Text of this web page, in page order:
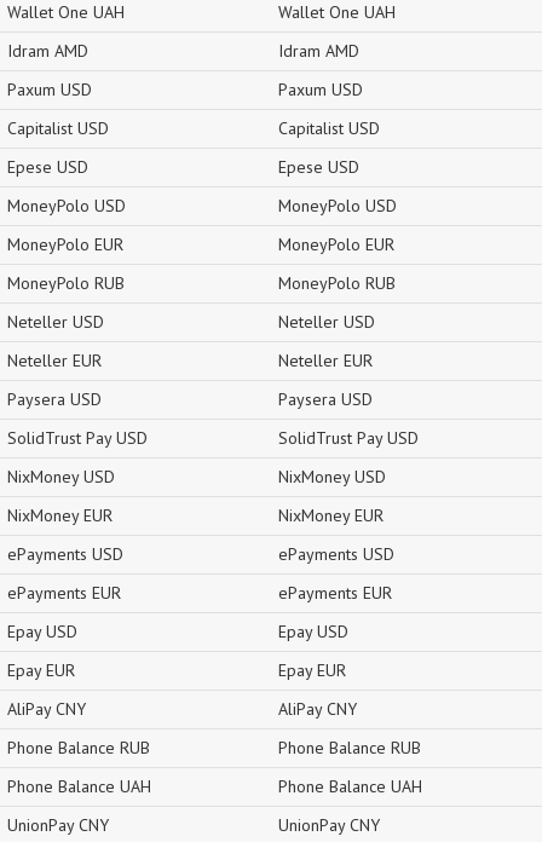
Wallet One UAH
Idram AMD
Paxum USD
Capitalist USD
Epese USD
MoneyPolo USD
MoneyPolo EUR
MoneyPolo RUB
Neteller USD
Neteller EUR
Paysera USD
SolidTrust Pay USD
NixMoney USD
NixMoney EUR
ePayments USD
ePayments EUR
Epay USD
Epay EUR
AliPay CNY
Phone Balance RUB
Phone Balance UAH
UnionPay CNY
Wallet One UAH
Idram AMD
Paxum USD
Capitalist USD
Epese USD
MoneyPolo USD
MoneyPolo EUR
MoneyPolo RUB
Neteller USD
Neteller EUR
Paysera USD
SolidTrust Pay USD
NixMoney USD
NixMoney EUR
ePayments USD
ePayments EUR
Epay USD
Epay EUR
AliPay CNY
Phone Balance RUB
Phone Balance UAH
UnionPay CNY